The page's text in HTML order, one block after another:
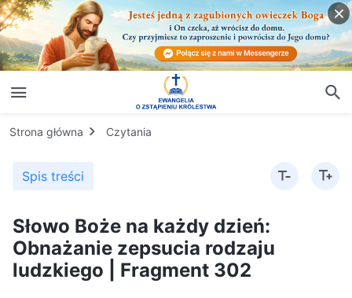
Strona główna Czytania
Spis treści
Słowo Boże na każdy dzień:
Obnażanie zepsucia rodzaju
ludzkiego | Fragment 302